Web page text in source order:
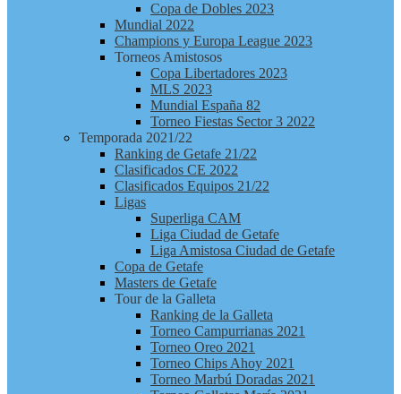
Copa de Dobles 2023
Mundial 2022
Champions y Europa League 2023
Torneos Amistosos
Copa Libertadores 2023
MLS 2023
Mundial España 82
Torneo Fiestas Sector 3 2022
Temporada 2021/22
Ranking de Getafe 21/22
Clasificados CE 2022
Clasificados Equipos 21/22
Ligas
Superliga CAM
Liga Ciudad de Getafe
Liga Amistosa Ciudad de Getafe
Copa de Getafe
Masters de Getafe
Tour de la Galleta
Ranking de la Galleta
Torneo Campurrianas 2021
Torneo Oreo 2021
Torneo Chips Ahoy 2021
Torneo Marbú Doradas 2021